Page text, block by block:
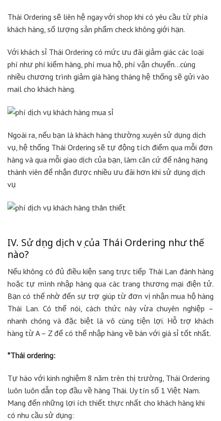
Thái Ordering sẽ liên hệ ngay với shop khi có yêu cầu từ phía
khách hàng, số lượng sản phẩm check không giới hạn.
Với khách sỉ Thái Ordering có mức ưu đãi giảm giác các loại
phí như phí kiểm hàng, phí mua hộ, phí vận chuyển…cùng
nhiều chương trình giảm giá hàng tháng hệ thống sẽ gửi vào
mail cho khách hàng.
Ngoài ra, nếu bạn là khách hàng thường xuyên sử dụng dịch
vụ, hệ thống Thái Ordering sẽ tự động tích điểm qua mỗi đơn
hàng và qua mỗi giao dịch của bạn, làm căn cứ để nâng hạng
thành viên để nhận được nhiều ưu đãi hơn khi sử dụng dịch
vụ
IV. Sử dụng dịch vụ của Thái Ordering như thế
nào?
Nếu không có đủ điều kiện sang trực tiếp Thái Lan đánh hàng
hoặc tự mình nhập hàng qua các trang thương mại điện tử.
Bạn có thể nhờ đến sự trợ giúp từ đơn vị nhận mua hộ hàng
Thái Lan. Có thể nói, cách thức này vừa chuyên nghiệp –
nhanh chóng và đặc biệt là vô cùng tiện lợi. Hỗ trợ khách
hàng từ A – Z để có thể nhập hàng về bán với giá sỉ tốt nhất.
*Thái ordering:
Tự hào với kinh nghiệm 8 năm trên thị trường, Thái Ordering
luôn luôn dẫn top đầu về hàng Thái. Uy tín số 1 Việt Nam.
Mang đến những lợi ích thiết thực nhất cho khách hàng khi
có nhu cầu sử dụng: